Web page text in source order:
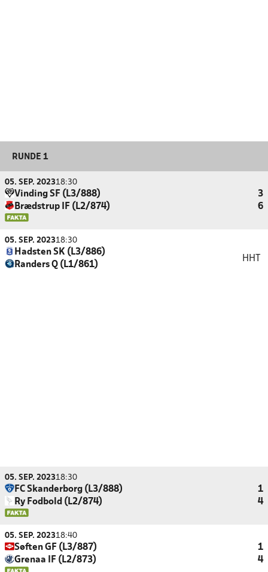
RUNDE 1
05. SEP. 202318:30
Vinding SF (L3/888)
3
Brædstrup IF (L2/874)
6
05. SEP. 202318:30
Hadsten SK (L3/886)
Randers Q (L1/861)
HHT
05. SEP. 202318:30
FC Skanderborg (L3/888)
1
Ry Fodbold (L2/874)
4
05. SEP. 202318:40
Søften GF (L3/887)
1
Grenaa IF (L2/873)
4